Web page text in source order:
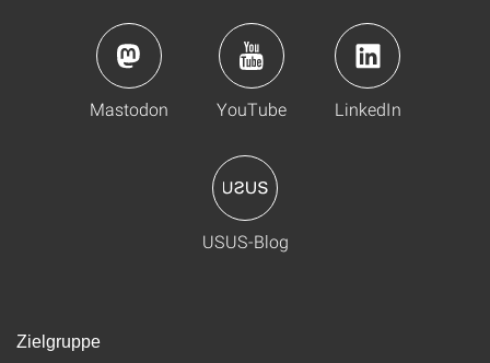
Mastodon YouTube LinkedIn
USUS-Blog
Zielgruppe